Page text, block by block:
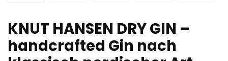
KNUT HANSEN DRY GIN –
handcrafted Gin nach